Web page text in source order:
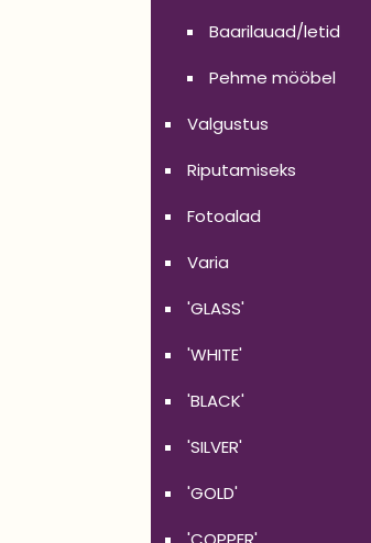
Baarilauad/letid
Pehme mööbel
Valgustus
Riputamiseks
Fotoalad
Varia
'GLASS'
'WHITE'
'BLACK'
'SILVER'
'GOLD'